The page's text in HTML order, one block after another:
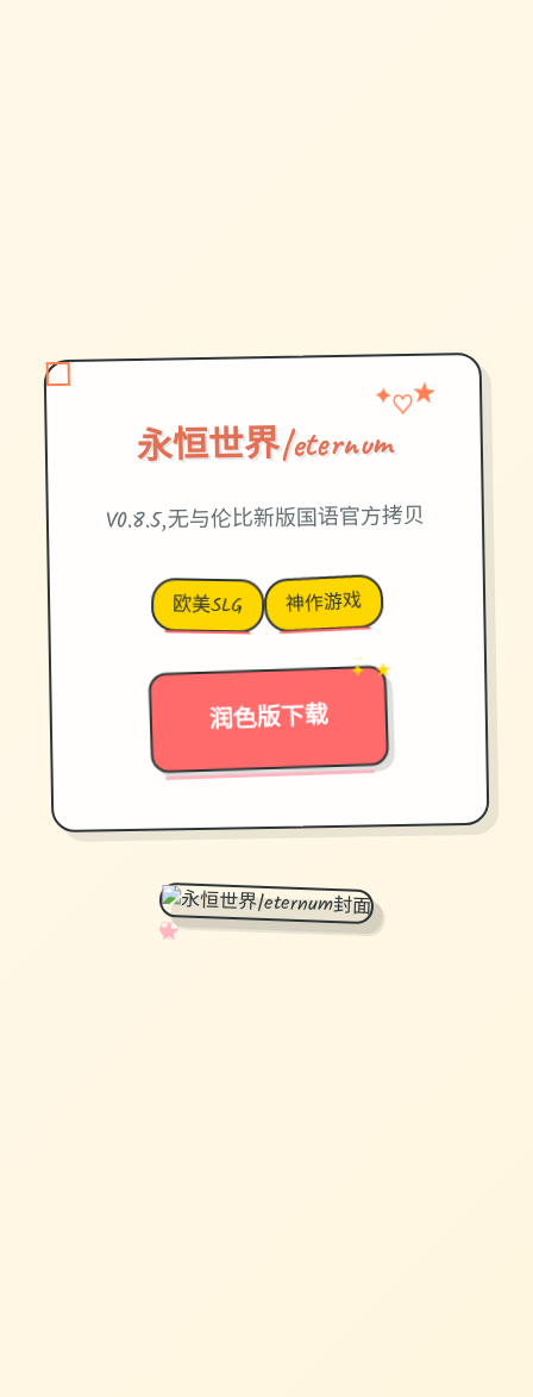
永恒世界|eternum
✦♡★
V0.8.5,无与伦比新版国语官方拷贝
欧美SLG 神作游戏
润色版下载
→
✦ ★
✧
♡
★
♥